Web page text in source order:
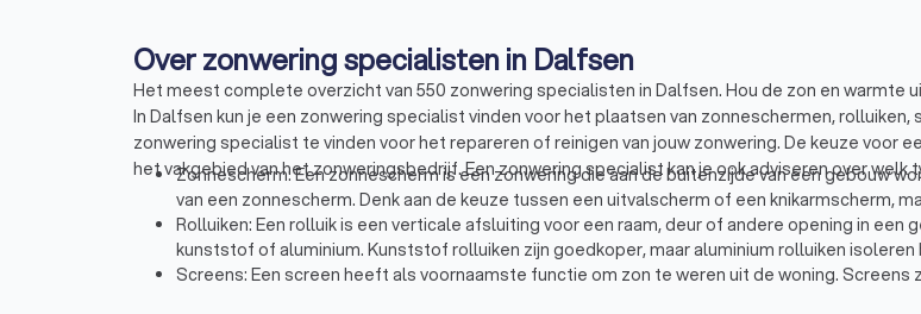
Over zonwering specialisten in Dalfsen
Het meest complete overzicht van 550 zonwering specialisten in Dalfsen. Hou de zon en warmte
In Dalfsen kun je een zonwering specialist vinden voor het plaatsen van zonneschermen,
zonwering specialist te vinden voor het repareren of reinigen van jouw zonwering. De keuze voor
het vakgebied van het zonweringsbedrijf. Een zonwering specialist kan je ook adviseren over
Zonnescherm: Een zonnescherm is een zonwering die aan de buitenzijde van een gebouw
van een zonnescherm. Denk aan de keuze tussen een uitvalscherm of een knikarmscherm,
Rolluiken: Een rolluik is een verticale afsluiting voor een raam, deur of andere opening in een
kunststof of aluminium. Kunststof rolluiken zijn goedkoper, maar aluminium rolluiken isoleren
Screens: Een screen heeft als voornaamste functie om zon te weren uit de woning. Screens